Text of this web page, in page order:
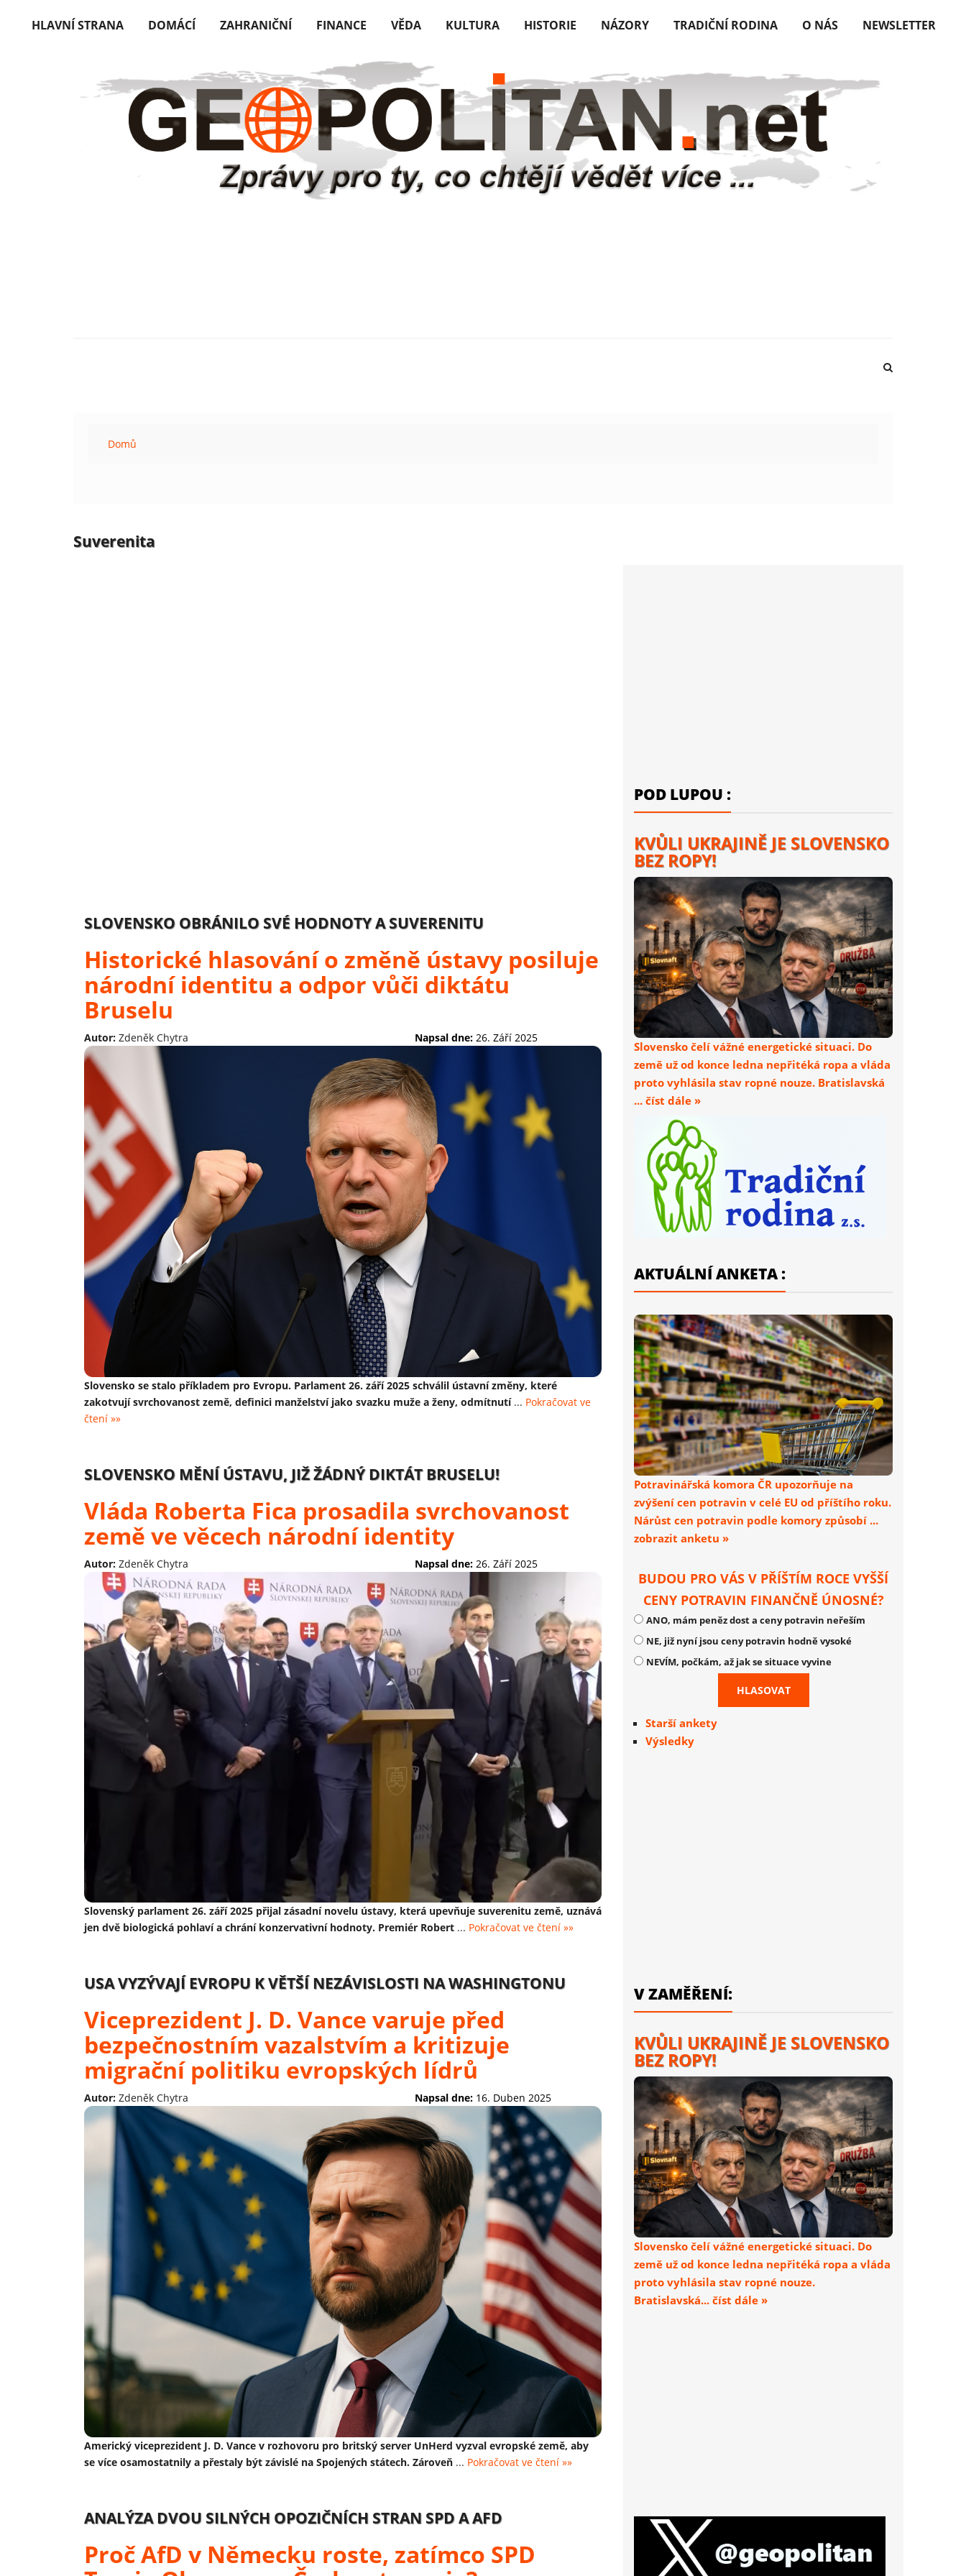
HLAVNÍ STRANA DOMÁCÍ ZAHRANIČNÍ FINANCE VĚDA KULTURA HISTORIE NÁZORY TRADIČNÍ RODINA O NÁS NEWSLETTER
Domů
Suverenita
SLOVENSKO OBRÁNILO SVÉ HODNOTY A SUVERENITU
Historické hlasování o změně ústavy posiluje
národní identitu a odpor vůči diktátu
Bruselu
Autor: Zdeněk Chytra Napsal dne: 26. Září 2025
Slovensko se stalo příkladem pro Evropu. Parlament 26. září 2025 schválil ústavní změny, které
zakotvují svrchovanost země, definici manželství jako svazku muže a ženy, odmítnutí... Pokračovat ve
čtení »»
SLOVENSKO MĚNÍ ÚSTAVU, JIŽ ŽÁDNÝ DIKTÁT BRUSELU!
Vláda Roberta Fica prosadila svrchovanost
země ve věcech národní identity
Autor: Zdeněk Chytra Napsal dne: 26. Září 2025
Slovenský parlament 26. září 2025 přijal zásadní novelu ústavy, která upevňuje suverenitu země, uznává
jen dvě biologická pohlaví a chrání konzervativní hodnoty. Premiér Robert ... Pokračovat ve čtení »»
USA VYZÝVAJÍ EVROPU K VĚTŠÍ NEZÁVISLOSTI NA WASHINGTONU
Viceprezident J. D. Vance varuje před
bezpečnostním vazalstvím a kritizuje
migrační politiku evropských lídrů
Autor: Zdeněk Chytra Napsal dne: 16. Duben 2025
Americký viceprezident J. D. Vance v rozhovoru pro britský server UnHerd vyzval evropské země, aby
se více osamostatnily a přestaly být závislé na Spojených státech. Zároveň ... Pokračovat ve čtení »»
ANALÝZA DVOU SILNÝCH OPOZIČNÍCH STRAN SPD A AFD
Proč AfD v Německu roste, zatímco SPD
POD LUPOU :
KVŮLI UKRAJINĚ JE SLOVENSKO
BEZ ROPY!
Slovensko čelí vážné energetické situaci. Do
země už od konce ledna nepřitéká ropa a vláda
proto vyhlásila stav ropné nouze. Bratislavská
... číst dále »
AKTUÁLNÍ ANKETA :
Potravinářská komora ČR upozorňuje na
zvýšení cen potravin v celé EU od příštího roku.
Nárůst cen potravin podle komory způsobí ...
zobrazit anketu »
BUDOU PRO VÁS V PŘÍŠTÍM ROCE VYŠŠÍ
CENY POTRAVIN FINANČNĚ ÚNOSNÉ?
ANO, mám peněz dost a ceny potravin neřeším
NE, již nyní jsou ceny potravin hodně vysoké
NEVÍM, počkám, až jak se situace vyvine
Starší ankety
Výsledky
V ZAMĚŘENÍ:
KVŮLI UKRAJINĚ JE SLOVENSKO
BEZ ROPY!
Slovensko čelí vážné energetické situaci. Do
země už od konce ledna nepřitéká ropa a vláda
proto vyhlásila stav ropné nouze.
Bratislavská... číst dále »